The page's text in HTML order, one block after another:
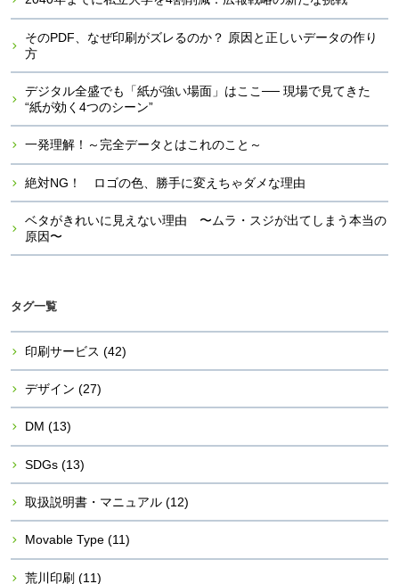
そのPDF、なぜ印刷がズレるのか？ 原因と正しいデータの作り
方
デジタル全盛でも「紙が強い場面」はここ── 現場で見てきた
“紙が効く4つのシーン”
一発理解！～完全データとはこれのこと～
絶対NG！ ロゴの色、勝手に変えちゃダメな理由
ベタがきれいに見えない理由 〜ムラ・スジが出てしまう本当の
原因〜
タグ一覧
印刷サービス (42)
デザイン (27)
DM (13)
SDGs (13)
取扱説明書・マニュアル (12)
Movable Type (11)
荒川印刷 (11)